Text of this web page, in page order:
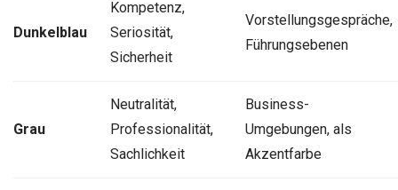
Dunkelblau
Kompetenz,
Seriosität,
Sicherheit
Vorstellungsgespräche,
Führungsebenen
Grau
Neutralität,
Professionalität,
Sachlichkeit
Business-
Umgebungen, als
Akzentfarbe